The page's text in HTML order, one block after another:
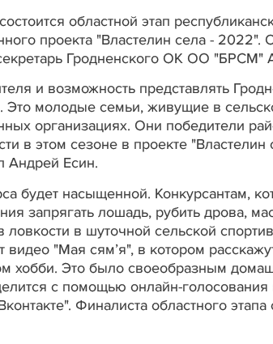
областной этап
проекта "Властелин села -
Гродненского ОК ОО "БРСМ"
и возможность представлять
Это молодые семьи, живущие в
организациях. Они победители
в этом сезоне в проекте
Андрей Есин.
будет насыщенной. Конкурсантам,
запрягать лошадь, рубить дрова,
ловкости в шуточной сельской
видео "Мая сям’я", в котором
хобби. Это было своеобразным
с помощью онлайн-
Финалиста областного